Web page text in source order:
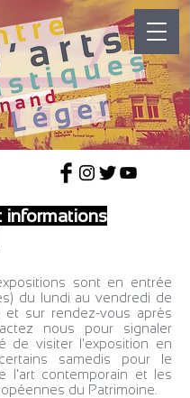
informations
sont en entrée
du lundi au vendredi de
et sur rendez-vous après
nous pour signaler
de visiter l'exposition en
samedis pour le
l'art contemporain et les
du Patrimoine.